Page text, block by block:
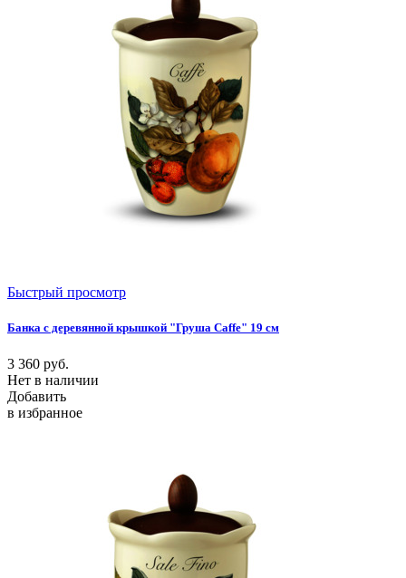
Быстрый просмотр
Банка с деревянной крышкой "Груша Caffe" 19 см
3 360 руб.
Нет в наличии
Добавить
в избранное